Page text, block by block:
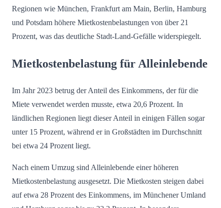
Regionen wie München, Frankfurt am Main, Berlin, Hamburg
und Potsdam höhere Mietkostenbelastungen von über 21
Prozent, was das deutliche Stadt-Land-Gefälle widerspiegelt.
Mietkostenbelastung für Alleinlebende
Im Jahr 2023 betrug der Anteil des Einkommens, der für die
Miete verwendet werden musste, etwa 20,6 Prozent. In
ländlichen Regionen liegt dieser Anteil in einigen Fällen sogar
unter 15 Prozent, während er in Großstädten im Durchschnitt
bei etwa 24 Prozent liegt.
Nach einem Umzug sind Alleinlebende einer höheren
Mietkostenbelastung ausgesetzt. Die Mietkosten steigen dabei
auf etwa 28 Prozent des Einkommens, im Münchener Umland